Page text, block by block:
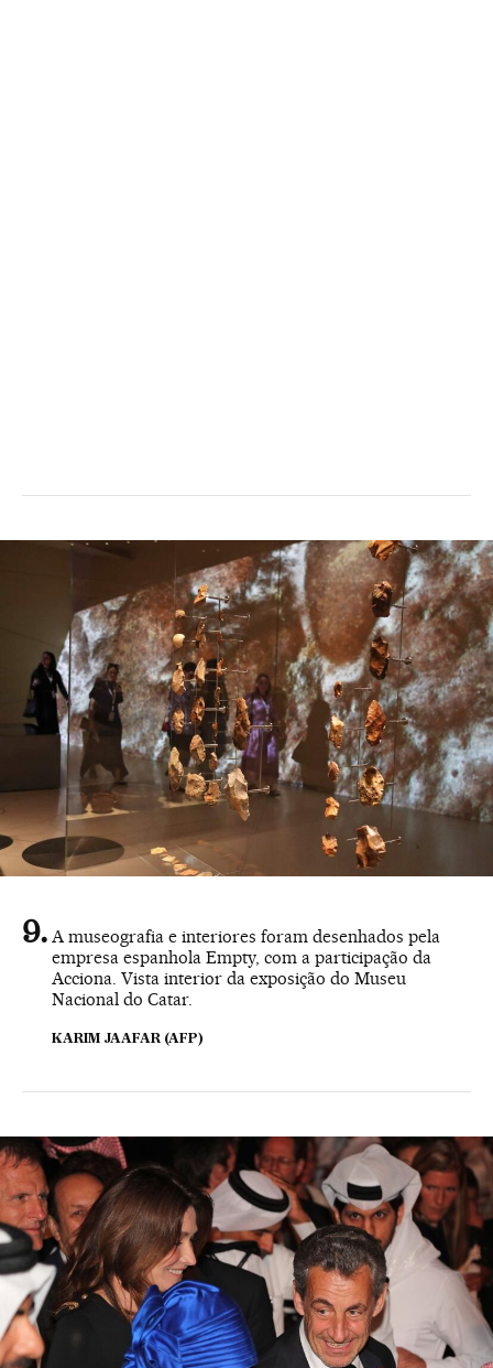
A museografia e interiores foram desenhados pela
empresa espanhola Empty, com a participação da
Acciona. Vista interior da exposição do Museu
Nacional do Catar.
KARIM JAAFAR (AFP)